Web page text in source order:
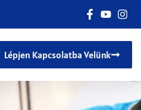
Lépjen Kapcsolatba Velünk